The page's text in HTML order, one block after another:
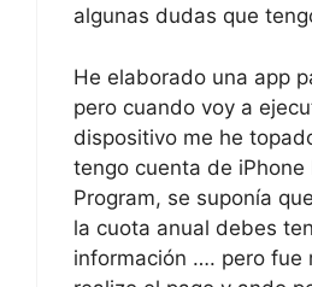
algunas dudas que
He elaborado una app
pero cuando voy a
dispositivo me he
tengo cuenta de iPhone
Program, se suponía
la cuota anual debes
información …. pero fue